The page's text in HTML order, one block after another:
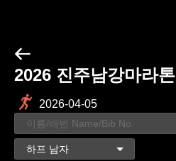
2026 진주남강마라톤
2026-04-05